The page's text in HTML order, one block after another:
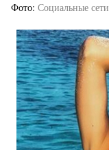
Фото Социальные сети